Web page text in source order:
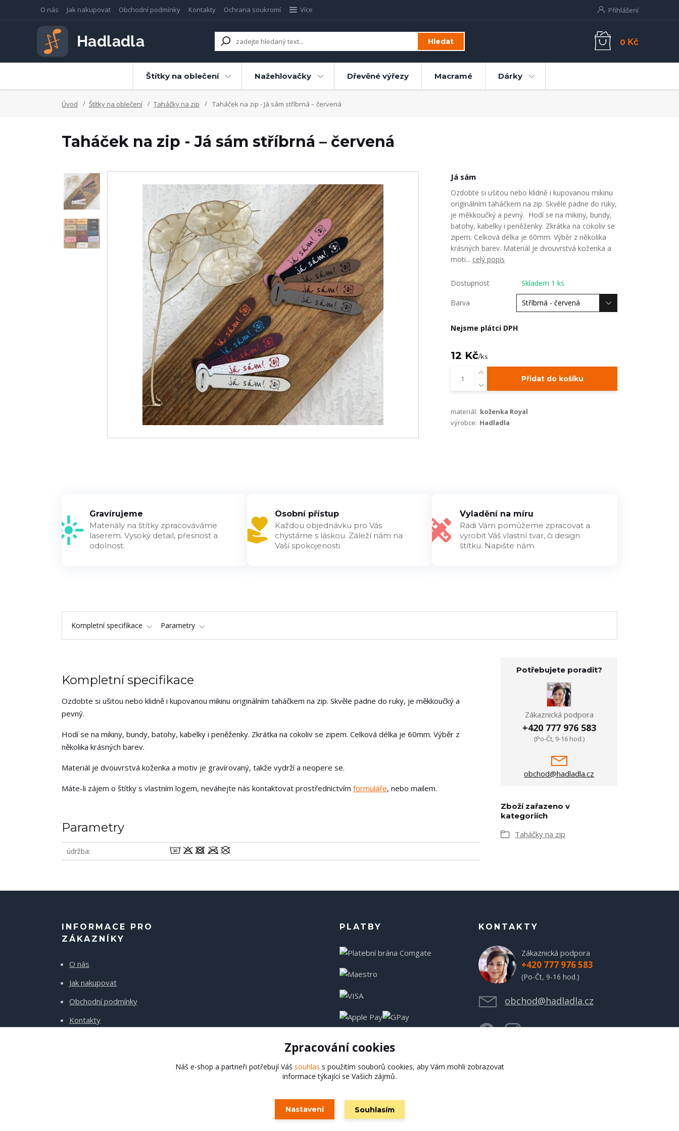
O nás Jak nakupovat Obchodní podmínky Kontakty Ochrana soukromí Více Přihlášení
Hledat 0 Kč
Štítky na oblečení Nažehlovačky Dřevěné výřezy Macramé Dárky
Úvod Štítky na oblečení Taháčky na zip Taháček na zip - Já sám stříbrná – červená
Taháček na zip - Já sám stříbrná – červená
Já sám
Ozdobte si ušitou nebo klidně i kupovanou mikinu
originálním taháčkem na zip. Skvěle padne do ruky,
je měkkoučký a pevný. Hodí se na mikiny, bundy,
batohy, kabelky i peněženky. Zkrátka na cokoliv se
zipem. Celková délka je 60mm. Výběr z několika
krásných barev. Materiál je dvouvrstvá koženka a
moti... celý popis
Dostupnost Skladem 1 ks
Barva
Nejsme plátci DPH
12 Kč/ks
Přidat do košíku
materiál: koženka Royal
výrobce: Hadladla
Gravírujeme
Materiály na štítky zpracováváme
laserem. Vysoký detail, přesnost a
odolnost.
Osobní přístup
Každou objednávku pro Vás
chystáme s láskou. Záleží nám na
Vaší spokojenosti.
Vyladění na míru
Rádi Vám pomůžeme zpracovat a
vyrobit Váš vlastní tvar, či design
štítku. Napište nám.
Kompletní specifikace Parametry
Kompletní specifikace
Ozdobte si ušitou nebo klidně i kupovanou mikinu originálním taháčkem na zip. Skvěle padne do ruky, je měkkoučký a
pevný.
Hodí se na mikiny, bundy, batohy, kabelky i peněženky. Zkrátka na cokoliv se zipem. Celková délka je 60mm. Výběr z
několika krásných barev.
Materiál je dvouvrstvá koženka a motiv je gravírovaný, takže vydrží a neopere se.
Máte-li zájem o štítky s vlastním logem, neváhejte nás kontaktovat prostřednictvím formuláře, nebo mailem.
Parametry
údržba wodmU
Potřebujete poradit?
Zákaznická podpora
+420 777 976 583
(Po-Čt, 9-16 hod.)
obchod@hadladla.cz
Zboží zařazeno v
kategoriích
Taháčky na zip
INFORMACE PRO
ZÁKAZNÍKY
O nás
Jak nakupovat
Obchodní podmínky
Kontakty
PLATBY KONTAKTY
Zákaznická podpora
+420 777 976 583
(Po-Čt, 9-16 hod.)
obchod@hadladla.cz
Hadladla.cz
Zpracování cookies
Náš e-shop a partneři potřebují Váš souhlas s použitím souborů cookies, aby Vám mohli zobrazovat
informace týkající se Vašich zájmů.
Nastavení Souhlasím